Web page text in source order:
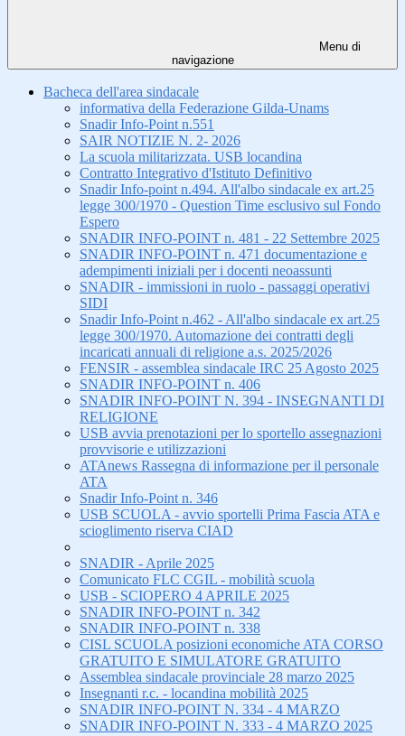
Menu di
navigazione
Bacheca dell'area sindacale
informativa della Federazione Gilda-Unams
Snadir Info-Point n.551
SAIR NOTIZIE N. 2- 2026
La scuola militarizzata. USB locandina
Contratto Integrativo d'Istituto Definitivo
Snadir Info-point n.494. All'albo sindacale ex art.25
legge 300/1970 - Question Time esclusivo sul Fondo
Espero
SNADIR INFO-POINT n. 481 - 22 Settembre 2025
SNADIR INFO-POINT n. 471 documentazione e
adempimenti iniziali per i docenti neoassunti
SNADIR - immissioni in ruolo - passaggi operativi
SIDI
Snadir Info-Point n.462 - All'albo sindacale ex art.25
legge 300/1970. Automazione dei contratti degli
incaricati annuali di religione a.s. 2025/2026
FENSIR - assemblea sindacale IRC 25 Agosto 2025
SNADIR INFO-POINT n. 406
SNADIR INFO-POINT N. 394 - INSEGNANTI DI
RELIGIONE
USB avvia prenotazioni per lo sportello assegnazioni
provvisorie e utilizzazioni
ATAnews Rassegna di informazione per il personale
ATA
Snadir Info-Point n. 346
USB SCUOLA - avvio sportelli Prima Fascia ATA e
scioglimento riserva CIAD
SNADIR - Aprile 2025
Comunicato FLC CGIL - mobilità scuola
USB - SCIOPERO 4 APRILE 2025
SNADIR INFO-POINT n. 342
SNADIR INFO-POINT n. 338
CISL SCUOLA posizioni economiche ATA CORSO
GRATUITO E SIMULATORE GRATUITO
Assemblea sindacale provinciale 28 marzo 2025
Insegnanti r.c. - locandina mobilità 2025
SNADIR INFO-POINT N. 334 - 4 MARZO
SNADIR INFO-POINT N. 333 - 4 MARZO 2025